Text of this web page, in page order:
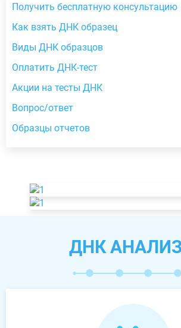
Получить бесплатную консультацию
Как взять ДНК образец
Виды ДНК образцов
Оплатить ДНК-тест
Акции на тесты ДНК
Вопрос/ответ
Образцы отчетов
ДНК